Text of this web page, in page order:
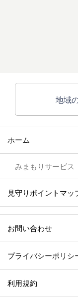
地域
ホーム
みまもりサービス
見守りポイントマッ
お問い合わせ
プライバシーポリシ
利用規約